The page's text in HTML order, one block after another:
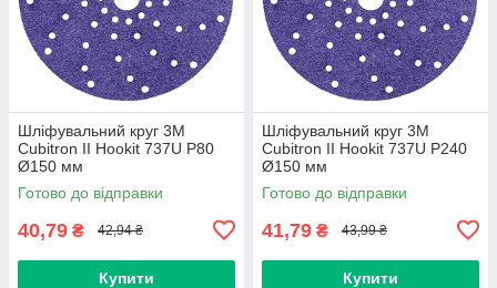
Шліфувальний круг 3M
Cubitron II Hookit 737U P80
Ø150 мм
Готово до відправки
40,79 ₴ 42,94 ₴
Купити
Шліфувальний круг 3M
Cubitron II Hookit 737U P240
Ø150 мм
Готово до відправки
41,79 ₴ 43,99 ₴
Купити